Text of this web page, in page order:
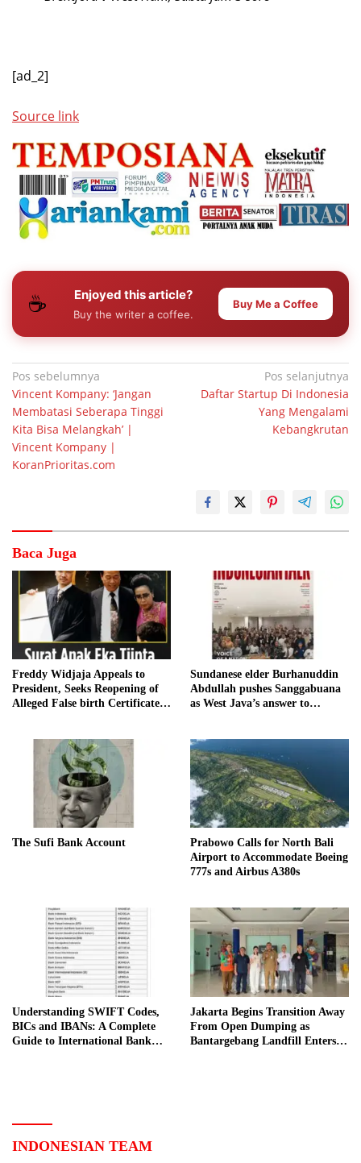
[ad_2]
Source link
☕ Enjoyed this article?
Buy the writer a coffee.
Buy Me a Coffee
Navigasi
pos
Pos sebelumnya
Vincent Kompany: ‘Jangan
Membatasi Seberapa Tinggi
Kita Bisa Melangkah’ |
Vincent Kompany |
KoranPrioritas.com
Pos selanjutnya
Daftar Startup Di Indonesia
Yang Mengalami
Kebangkrutan
Baca Juga
Freddy Widjaja Appeals to
President, Seeks Reopening of
Alleged False birth Certificate
Sundanese elder Burhanuddin
Abdullah pushes Sanggabuana
as West Java’s answer to
The Sufi Bank Account
Prabowo Calls for North Bali
Airport to Accommodate Boeing
777s and Airbus A380s
Understanding SWIFT Codes,
BICs and IBANs: A Complete
Guide to International Bank
Jakarta Begins Transition Away
From Open Dumping as
Bantargebang Landfill Enters
INDONESIAN TEAM